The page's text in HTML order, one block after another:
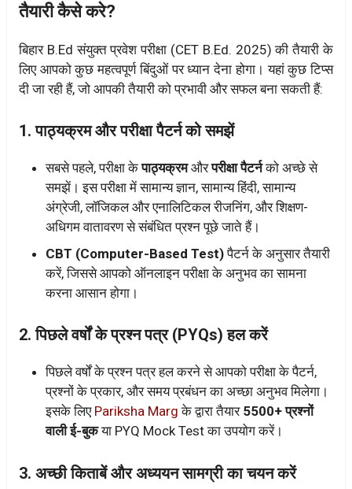
तैयारी कैसे करे?
बिहार B.Ed संयुक्त प्रवेश परीक्षा (CET B.Ed. 2025) की तैयारी के
लिए आपको कुछ महत्वपूर्ण बिंदुओं पर ध्यान देना होगा। यहां कुछ टिप्स
दी जा रही हैं, जो आपकी तैयारी को प्रभावी और सफल बना सकती हैं:
1.पाठ्यक्रम और परीक्षा पैटर्न को समझें
सबसे पहले, परीक्षा केपाठ्यक्रमऔरपरीक्षा पैटर्नको अच्छे से
समझें। इस परीक्षा में सामान्य ज्ञान, सामान्य हिंदी, सामान्य
अंग्रेजी, लॉजिकल और एनालिटिकल रीजनिंग, और शिक्षण-
अधिगम वातावरण से संबंधित प्रश्न पूछे जाते हैं।
CBT (Computer-Based Test)पैटर्न के अनुसार तैयारी
करें, जिससे आपको ऑनलाइन परीक्षा के अनुभव का सामना
करना आसान होगा।
2.पिछले वर्षों के प्रश्न पत्र (PYQs) हल करें
पिछले वर्षों के प्रश्न पत्र हल करने से आपको परीक्षा के पैटर्न,
प्रश्नों के प्रकार, और समय प्रबंधन का अच्छा अनुभव मिलेगा।
इसके लिए Pariksha Marg के द्वारा तैयार 5500+ प्रश्नों
वाली ई-बुकया PYQ Mock Test का उपयोग करें।
3. अच्छी किताबें और अध्ययन सामग्री का चयन करें